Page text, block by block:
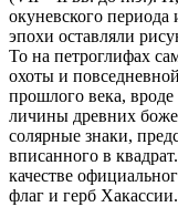
окуневского
эпохи оставляли
То на петроглифах
охоты и
прошлого века,
личины древних
солярные знаки,
вписанного в
качестве
флаг и герб